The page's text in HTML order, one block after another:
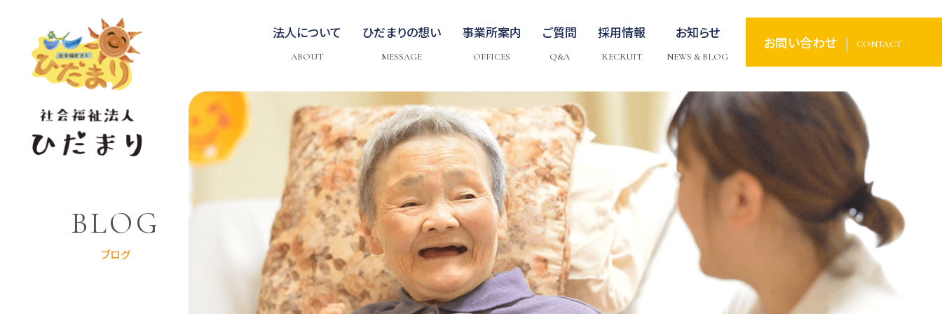
法人について
ABOUT
ひだまりの想い
MESSAGE
事業所案内
OFFICES
ご質問
Q&A
採用情報
RECRUIT
お知らせ
NEWS & BLOG
お問い合わせ CONTACT
BLOG
ブログ